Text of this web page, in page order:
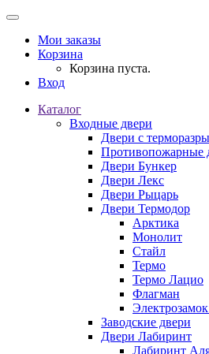
Мои заказы
Корзина
Корзина пуста.
Вход
Каталог
Входные двери
Двери с
Противопожарные
Двери Бункер
Двери Лекс
Двери Рыцарь
Двери Термодор
Арктика
Монолит
Стайл
Термо
Термо Лацио
Флагман
Заводские двери
Двери Лабиринт
Лабиринт